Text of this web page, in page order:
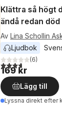
Klättra så högt
ändå redan död
Av Lina Schollin
Ljudbok
3,7utav 5 stjärnor.
(6)
169 kr
Lägg till
Lyssna direkt efter